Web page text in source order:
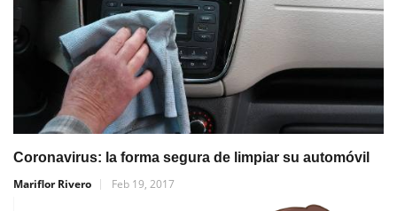
Coronavirus: la forma segura de limpiar su automóvil
Mariflor Rivero
Feb 19, 2017